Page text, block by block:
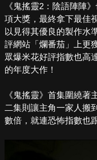
《鬼搖靈2：陰語陣陣
項大獎，最終拿下最佳
以見得其優良的製作水
評網站「爛番茄」上更
眾爆米花好評指數也高
的年度大作！
《鬼搖靈》首集圍繞
二集則讓主角一家人搬
數倍，就連恐怖指數也